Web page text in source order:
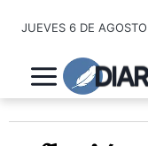
contenido
JUEVES 6 DE